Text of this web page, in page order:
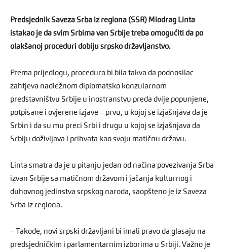
Predsjednik Saveza Srba iz regiona (SSR) Miodrag Linta
istakao je da svim Srbima van Srbije treba omogućiti da po
olakšanoj proceduri dobiju srpsko državljanstvo.
Prema prijedlogu, procedura bi bila takva da podnosilac
zahtjeva nadležnom diplomatsko konzularnom
predstavništvu Srbije u inostranstvu preda dvije popunjene,
potpisane i ovjerene izjave – prvu, u kojoj se izjašnjava da je
Srbin i da su mu preci Srbi i drugu u kojoj se izjašnjava da
Srbiju doživljava i prihvata kao svoju matičnu državu.
Linta smatra da je u pitanju jedan od načina povezivanja Srba
izvan Srbije sa matičnom državom i jačanja kulturnog i
duhovnog jedinstva srpskog naroda, saopšteno je iz Saveza
Srba iz regiona.
– Takođe, novi srpski državljani bi imali pravo da glasaju na
predsjedničkim i parlamentarnim izborima u Srbiji. Važno je